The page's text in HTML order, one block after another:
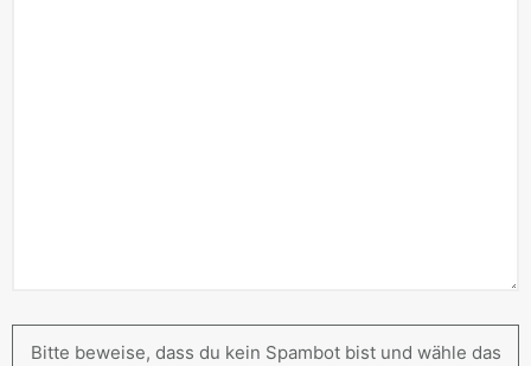
Bitte beweise, dass du kein Spambot bist und wähle das